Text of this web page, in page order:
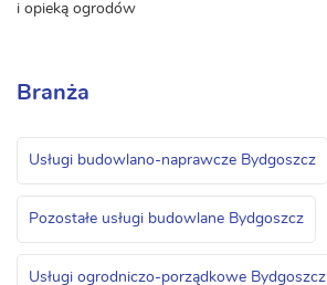
i opieką ogrodów
Branża
Usługi budowlano-naprawcze Bydgoszcz
Pozostałe usługi budowlane Bydgoszcz
Usługi ogrodniczo-porządkowe Bydgoszcz